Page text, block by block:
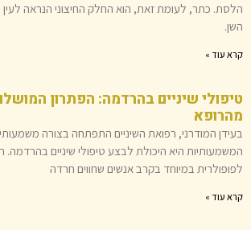
הלסת. כתר, לעומת זאת, הוא החלק החיצוני הנראה
השן.
קרא עוד »
טיפולי שיניים בהרדמה: הפתרון
מהרופא
בעידן המודרני, רפואת השיניים התפתחה בצורה
המשמעותיות היא היכולת לבצע טיפולי שיניים בהרדמה.
לפופולרית במיוחד בקרב אנשים שחווים חרדה
קרא עוד »